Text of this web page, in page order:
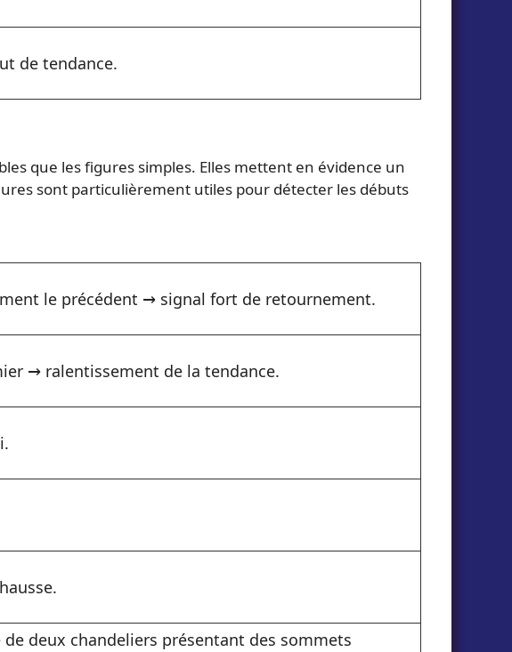
de tendance.
que les figures simples. Elles mettent en évidence un
sont particulièrement utiles pour détecter les débuts
le précédent → signal fort de retournement.
→ ralentissement de la tendance.
deux chandeliers présentant des sommets